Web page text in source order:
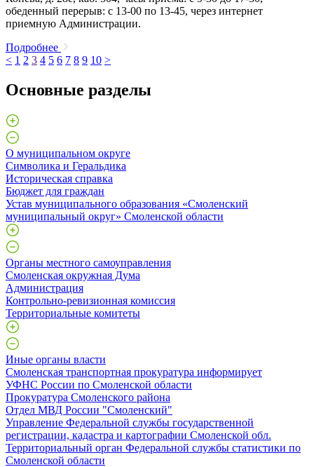
обеденный перерыв: с 13-00 по 13-45, через интернет
приемную Администрации.
Подробнее
< 1 2 3 4 5 6 7 8 9 10 >
Основные разделы
О муниципальном округе
Символика и Геральдика
Историческая справка
Бюджет для граждан
Устав муниципального образования «Смоленский
муниципальный округ» Смоленской области
Органы местного самоуправления
Смоленская окружная Дума
Администрация
Контрольно-ревизионная комиссия
Территориальные комитеты
Иные органы власти
Смоленская транспортная прокуратура информирует
УФНС России по Смоленской области
Прокуратура Смоленского района
Отдел МВД России "Смоленский"
Управление Федеральной службы государственной
регистрации, кадастра и картографии Смоленской обл.
Территориальный орган Федеральной службы статистики по
Смоленской области